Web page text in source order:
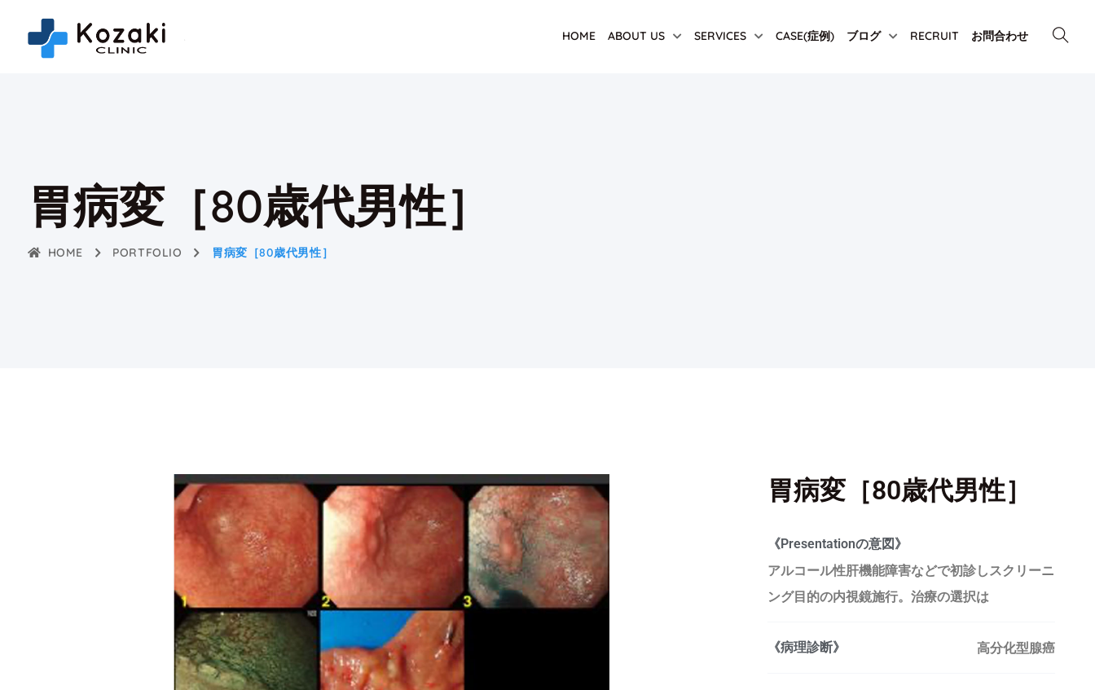
HOME ABOUT US SERVICES CASE(症例) ブログ RECRUIT お問合わせ
胃病変［80歳代男性］
HOME PORTFOLIO 胃病変［80歳代男性］
胃病変［80歳代男性］
《Presentationの意図》
アルコール性肝機能障害などで初診しスクリーニ
ング目的の内視鏡施行。治療の選択は
《病理診断》 高分化型腺癌